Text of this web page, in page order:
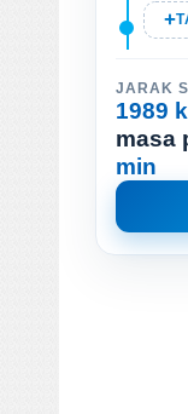
JARAK
1989
masa
min